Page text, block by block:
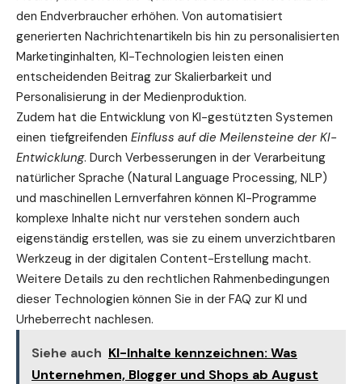
den Endverbraucher erhöhen. Von automatisiert
generierten Nachrichtenartikeln bis hin zu personalisierten
Marketinginhalten, KI-Technologien leisten einen
entscheidenden Beitrag zur Skalierbarkeit und
Personalisierung in der Medienproduktion.
Zudem hat die Entwicklung von KI-gestützten Systemen
einen tiefgreifenden Einfluss auf die Meilensteine der KI-
Entwicklung. Durch Verbesserungen in der Verarbeitung
natürlicher Sprache (Natural Language Processing, NLP)
und maschinellen Lernverfahren können KI-Programme
komplexe Inhalte nicht nur verstehen sondern auch
eigenständig erstellen, was sie zu einem unverzichtbaren
Werkzeug in der digitalen Content-Erstellung macht.
Weitere Details zu den rechtlichen Rahmenbedingungen
dieser Technologien können Sie in der FAQ zur KI und
Urheberrecht nachlesen.
Siehe auch KI-Inhalte kennzeichnen: Was
Unternehmen, Blogger und Shops ab August